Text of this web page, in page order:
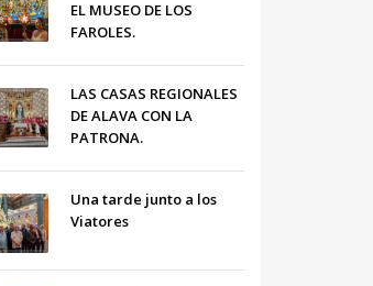
EL MUSEO DE LOS
FAROLES.
LAS CASAS REGIONALES
DE ALAVA CON LA
PATRONA.
Una tarde junto a los
Viatores